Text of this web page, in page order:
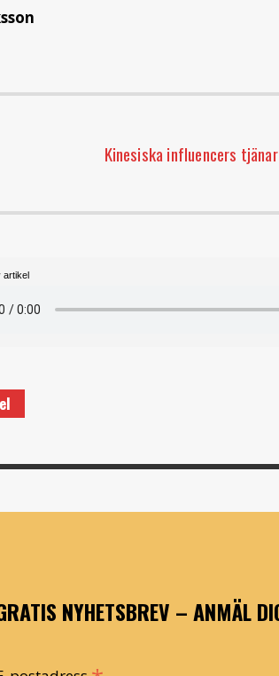
Kinesiska influencers
artikel
NYHETSBREV – ANMÄL